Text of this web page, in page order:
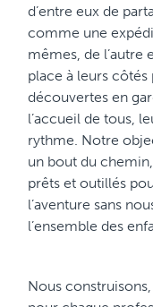
d’entre eux de
comme une
mêmes, de l’autre
place à leurs
découvertes en
l’accueil de tous,
rythme. Notre
un bout du
prêts et outillés
l’aventure sans
l’ensemble des
Nous